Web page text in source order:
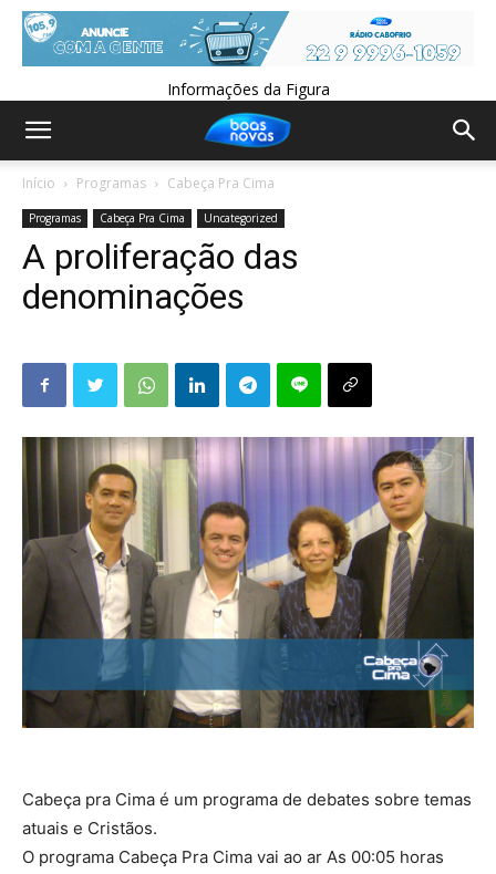
Informações da Figura
Início Programas Cabeça Pra Cima
Programas Cabeça Pra Cima Uncategorized
A proliferação das
denominações
Cabeça pra Cima é um programa de debates sobre temas
atuais e Cristãos.
O programa Cabeça Pra Cima vai ao ar As 00:05 horas